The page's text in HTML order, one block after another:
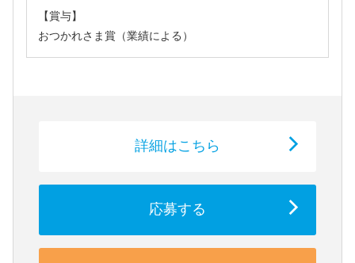
【賞与】
おつかれさま賞（業績による）
詳細はこちら
応募する